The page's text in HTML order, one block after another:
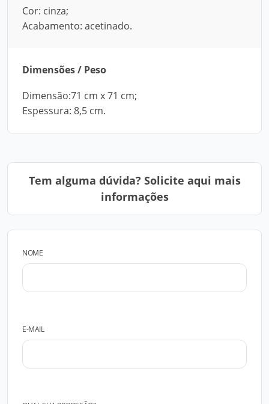
Cor: cinza;
Acabamento: acetinado.
Dimensões / Peso
Dimensão:71 cm x 71 cm;
Espessura: 8,5 cm.
Tem alguma dúvida? Solicite aqui mais
informações
NOME
E-MAIL